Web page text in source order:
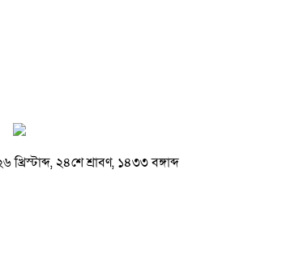
২৪শে শ্রাবণ, ১৪৩৩ বঙ্গাব্দ